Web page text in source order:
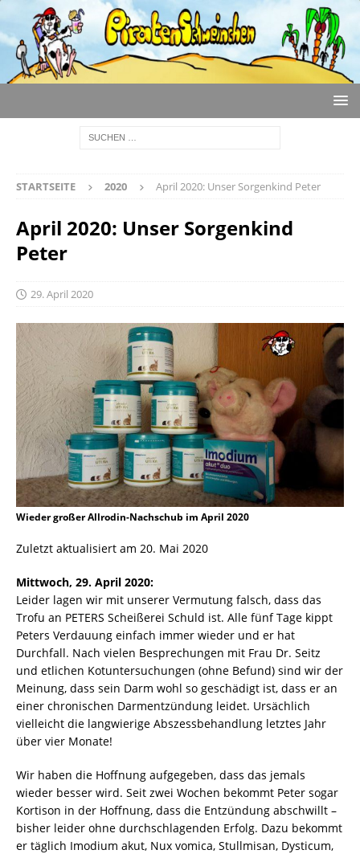
STARTSEITE 2020 April 2020: Unser Sorgenkind Peter
April 2020: Unser Sorgenkind
Peter
29. April 2020
Wieder großer Allrodin-Nachschub im April 2020
Zuletzt aktualisiert am 20. Mai 2020
Mittwoch, 29. April 2020:
Leider lagen wir mit unserer Vermutung falsch, dass das
Trofu an PETERS Scheißerei Schuld ist. Alle fünf Tage kippt
Peters Verdauung einfach immer wieder und er hat
Durchfall. Nach vielen Besprechungen mit Frau Dr. Seitz
und etlichen Kotuntersuchungen (ohne Befund) sind wir der
Meinung, dass sein Darm wohl so geschädigt ist, dass er an
einer chronischen Darmentzündung leidet. Ursächlich
vielleicht die langwierige Abszessbehandlung letztes Jahr
über vier Monate!
Wir haben die Hoffnung aufgegeben, dass das jemals
wieder besser wird. Seit zwei Wochen bekommt Peter sogar
Kortison in der Hoffnung, dass die Entzündung abschwillt –
bisher leider ohne durchschlagenden Erfolg. Dazu bekommt
er täglich Imodium akut, Nux vomica, Stullmisan, Dysticum,